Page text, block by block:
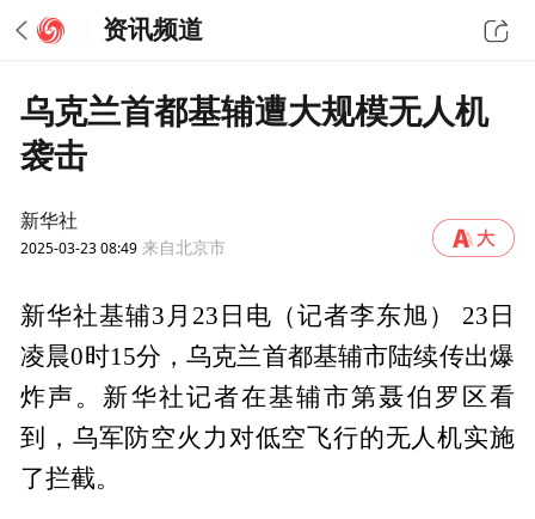
资讯频道
乌克兰首都基辅遭大规模无人机
袭击
新华社
2025-03-23 08:49 来自北京市
新华社基辅3月23日电（记者李东旭） 23日
凌晨0时15分，乌克兰首都基辅市陆续传出爆
炸声。新华社记者在基辅市第聂伯罗区看
到，乌军防空火力对低空飞行的无人机实施
了拦截。